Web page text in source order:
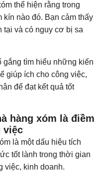
thể hiện rằng trong
kín nào đó. Bạn cảm thấy
tại và có nguy cơ bị sa
tìm hiểu những kiến
giúp ích cho công việc,
để đạt kết quả tốt
hàng xóm là điềm
việc
là một dấu hiệu tích
tốt lành trong thời gian
việc, kinh doanh.